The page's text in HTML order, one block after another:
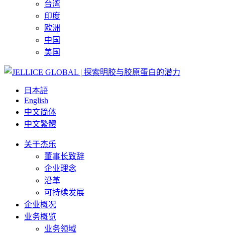
台湾
印度
欧洲
中国
美国
日本語
English
中文简体
中文繁體
关于杰乐
董事长致辞
企业理念
沿革
可持续发展
企业概况
业务概览
业务领域